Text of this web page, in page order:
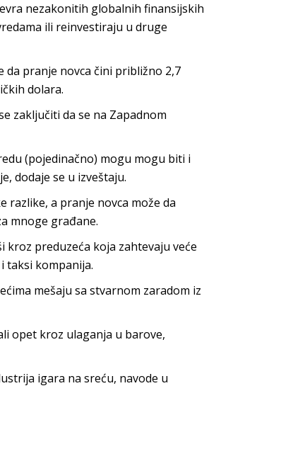
nezakonitih globalnih finansijskih
ili reinvestiraju u druge
da pranje novca čini približno 2,7
dolara.
zaključiti da se na Zapadnom
(pojedinačno) mogu mogu biti i
dodaje se u izveštaju.
a pranje novca može da
mnoge građane.
preduzeća koja zahtevaju veće
taksi kompanija.
mešaju sa stvarnom zaradom iz
opet kroz ulaganja u barove,
igara na sreću, navode u